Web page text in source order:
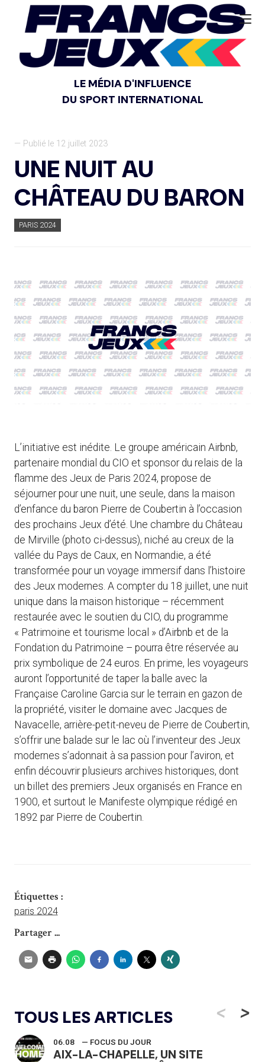
LE MÉDIA D'INFLUENCE
DU SPORT INTERNATIONAL
— Publié le 12 juillet 2023
UNE NUIT AU
CHÂTEAU DU BARON
PARIS 2024
L’initiative est inédite. Le groupe américain Airbnb,
partenaire mondial du CIO et sponsor du relais de la
flamme des Jeux de Paris 2024, propose de
séjourner pour une nuit, une seule, dans la maison
d’enfance du baron Pierre de Coubertin à l’occasion
des prochains Jeux d’été. Une chambre du Château
de Mirville (photo ci-dessus), niché au creux de la
vallée du Pays de Caux, en Normandie, a été
transformée pour un voyage immersif dans l’histoire
des Jeux modernes. A compter du 18 juillet, une nuit
unique dans la maison historique – récemment
restaurée avec le soutien du CIO, du programme
« Patrimoine et tourisme local » d’Airbnb et de la
Fondation du Patrimoine – pourra être réservée au
prix symbolique de 24 euros. En prime, les voyageurs
auront l’opportunité de taper la balle avec la
Française Caroline Garcia sur le terrain en gazon de
la propriété, visiter le domaine avec Jacques de
Navacelle, arrière-petit-neveu de Pierre de Coubertin,
s’offrir une balade sur le lac où l’inventeur des Jeux
modernes s’adonnait à sa passion pour l’aviron, et
enfin découvrir plusieurs archives historiques, dont
un billet des premiers Jeux organisés en France en
1900, et surtout le Manifeste olympique rédigé en
1892 par Pierre de Coubertin.
Étiquettes :
paris 2024
Partager ...
TOUS LES ARTICLES <
06.08 — FOCUS DU JOUR
AIX-LA-CHAPELLE, UN SITE
>